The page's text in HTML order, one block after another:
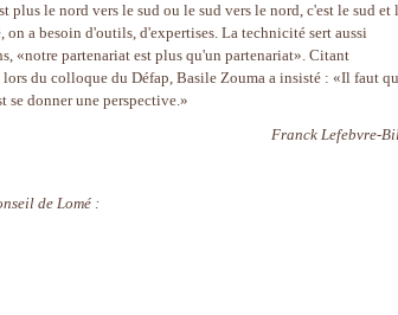
plus le nord vers le sud ou le sud vers le nord, c'est le sud et
a besoin d'outils, d'expertises. La technicité sert aussi
«notre partenariat est plus qu'un partenariat». Citant
du colloque du Défap, Basile Zouma a insisté : «Il faut
se donner une perspective.»
Franck Lefebvre-
de Lomé :